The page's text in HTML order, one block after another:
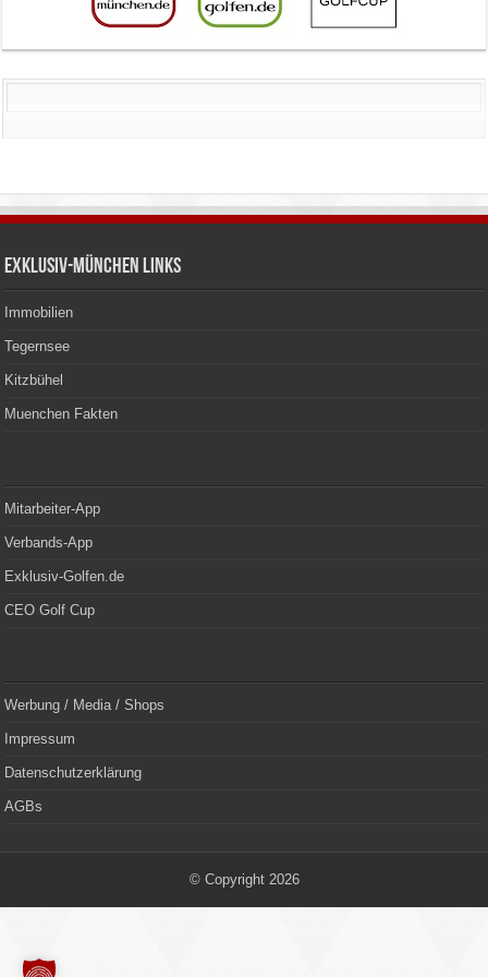
Exklusiv-München Links
Immobilien
Tegernsee
Kitzbühel
Muenchen Fakten
Mitarbeiter-App
Verbands-App
Exklusiv-Golfen.de
CEO Golf Cup
Werbung / Media / Shops
Impressum
Datenschutzerklärung
AGBs
© Copyright 2026